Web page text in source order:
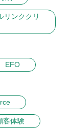
リンククリ
EFO
客体験